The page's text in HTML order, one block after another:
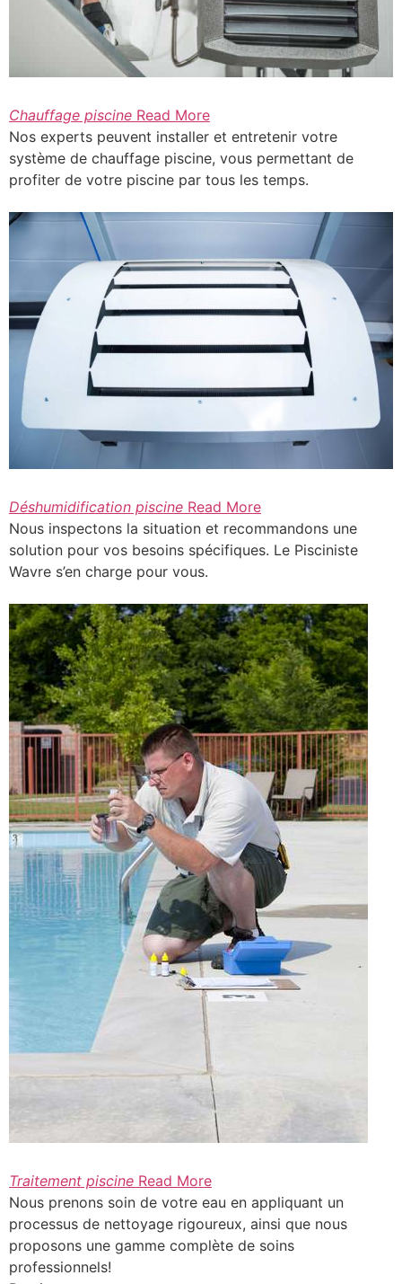
Chauffage piscine Read More
Nos experts peuvent installer et entretenir votre
système de chauffage piscine, vous permettant de
profiter de votre piscine par tous les temps.
Déshumidification piscine Read More
Nous inspectons la situation et recommandons une
solution pour vos besoins spécifiques. Le Pisciniste
Wavre s’en charge pour vous.
Traitement piscine Read More
Nous prenons soin de votre eau en appliquant un
processus de nettoyage rigoureux, ainsi que nous
proposons une gamme complète de soins
professionnels!